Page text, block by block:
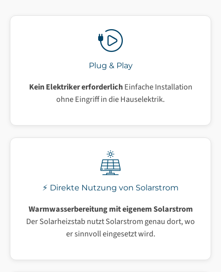
Plug & Play
Kein Elektriker erforderlichEinfache Installation
ohne Eingriff in die Hauselektrik.
⚡ Direkte Nutzung von Solarstrom
Warmwasserbereitung mit eigenem Solarstrom
Der Solarheizstab nutzt Solarstrom genau dort, wo
er sinnvoll eingesetzt wird.